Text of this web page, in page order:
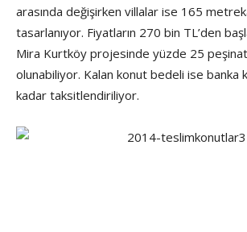
arasında değişirken villalar ise 165
tasarlanıyor. Fiyatların 270 bin TL’den
Mira Kurtköy projesinde yüzde 25
olunabiliyor. Kalan konut bedeli ise banka
kadar taksitlendiriliyor.